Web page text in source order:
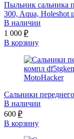
Пыльник сальника
300, Aqua, Holeshot
В наличии
1 000 ₽
В корзину
Сальники
В наличии
600 ₽
В корзину